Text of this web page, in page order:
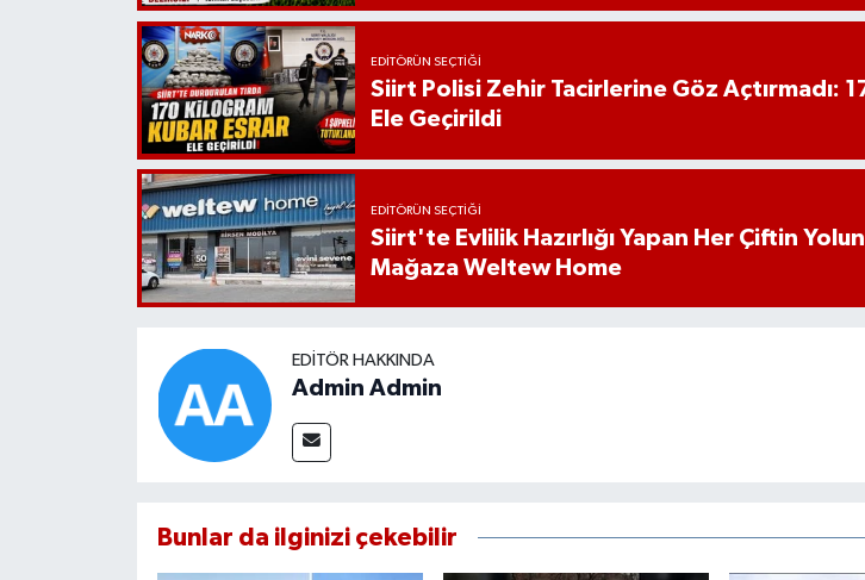
EDITÖRÜN SEÇTIĞI
Siirt Polisi Zehir Tacirlerine Göz Açtırmadı:
Ele Geçirildi
EDITÖRÜN SEÇTIĞI
Siirt'te Evlilik Hazırlığı Yapan Her Çiftin
Mağaza Weltew Home
EDITÖR HAKKINDA
Admin Admin
Bunlar da ilginizi çekebilir